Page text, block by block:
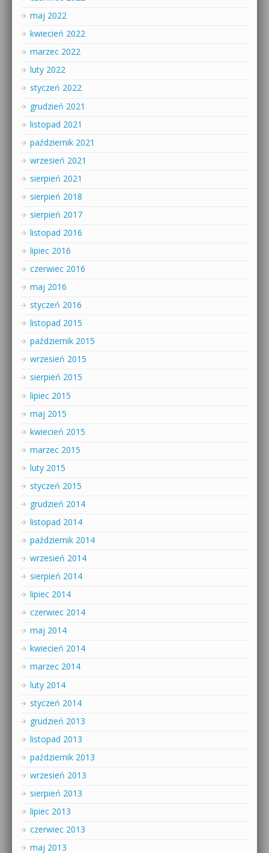
maj 2022
kwiecień 2022
marzec 2022
luty 2022
styczeń 2022
grudzień 2021
listopad 2021
październik 2021
wrzesień 2021
sierpień 2021
sierpień 2018
sierpień 2017
listopad 2016
lipiec 2016
czerwiec 2016
maj 2016
styczeń 2016
listopad 2015
październik 2015
wrzesień 2015
sierpień 2015
lipiec 2015
maj 2015
kwiecień 2015
marzec 2015
luty 2015
styczeń 2015
grudzień 2014
listopad 2014
październik 2014
wrzesień 2014
sierpień 2014
lipiec 2014
czerwiec 2014
maj 2014
kwiecień 2014
marzec 2014
luty 2014
styczeń 2014
grudzień 2013
listopad 2013
październik 2013
wrzesień 2013
sierpień 2013
lipiec 2013
czerwiec 2013
maj 2013